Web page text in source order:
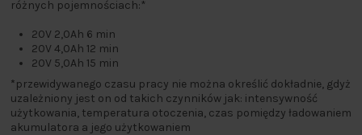
różnych pojemnościach:*
20V 2,0Ah 6 min
20V 4,0Ah 12 min
20V 5,0Ah 15 min
*przewidywanego czasu pracy nie można określić dokładnie, gdyż
uzależniony jest on od takich czynników jak: intensywność
użytkowania, temperatura otoczenia, czas pomiędzy ładowaniem
akumulatora a jego użytkowaniem